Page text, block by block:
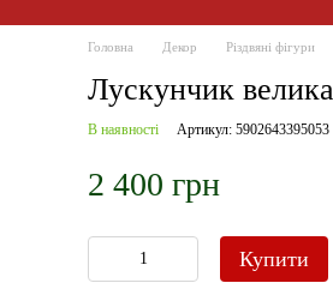
Головна Декор Різдвяні фігури
Лускунчик
В наявності Артикул: 5902643395053
2 400 грн
Купити